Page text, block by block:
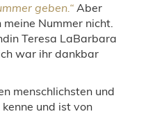
geben.“ Aber
Nummer nicht.
Teresa LaBarbara
war ihr dankbar
menschlichsten und
und ist von